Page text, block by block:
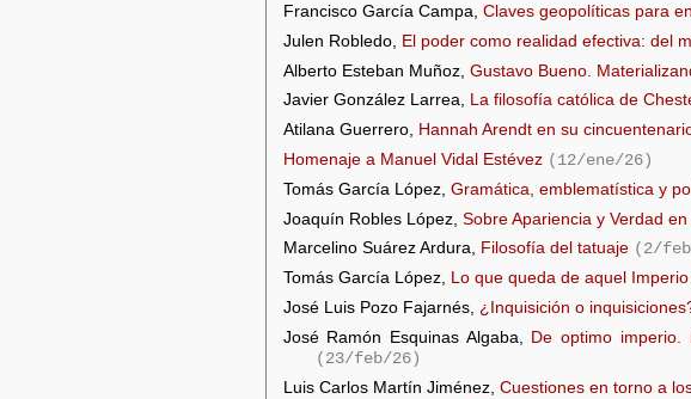
Francisco García Campa, Claves geopolíticas para
Julen Robledo,
El poder como realidad efectiva: del
Alberto Esteban Muñoz, Gustavo Bueno.
Javier González Larrea, La filosofía católica de
Atilana Guerrero, Hannah Arendt en su
Homenaje a Manuel Vidal Estévez (12/ene/26)
Tomás García López, Gramática, emblematística y
Joaquín Robles López, Sobre Apariencia y Verdad
Marcelino Suárez Ardura, Filosofía del tatuaje (2/
Tomás García López, Lo que queda de aquel
José Luis Pozo Fajarnés, ¿Inquisición o
José Ramón Esquinas Algaba,
De optimo imperio.
(23/feb/26)
Luis Carlos Martín Jiménez, Cuestiones en torno a